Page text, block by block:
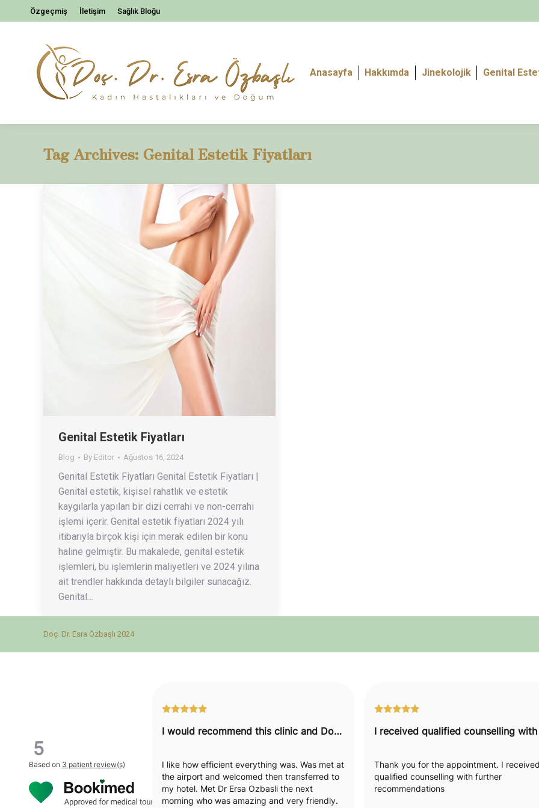
Özgeçmiş İletişim Sağlık Bloğu
Anasayfa Hakkımda Jinekolojik Genital
Tag Archives: Genital Estetik Fiyatları
Genital Estetik Fiyatları
Blog By Editor Ağustos 16, 2024
Genital Estetik Fiyatları Genital Estetik Fiyatları |
Genital estetik, kişisel rahatlık ve estetik
kaygılarla yapılan bir dizi cerrahi ve non-cerrahi
işlemi içerir. Genital estetik fiyatları 2024 yılı
itibarıyla birçok kişi için merak edilen bir konu
haline gelmiştir. Bu makalede, genital estetik
işlemleri, bu işlemlerin maliyetleri ve 2024 yılına
ait trendler hakkında detaylı bilgiler sunacağız.
Genital…
Doç. Dr. Esra Özbaşlı 2024
5
Based on 3 patient review(s)
I would recommend this clinic and Doctor to everyone.
I like how efficient everything was. Was met at
the airport and welcomed then transferred to
my hotel. Met Dr Ersa Ozbasli the next
morning who was amazing and very friendly.
Thank you for the appointment. I received
qualified counselling with further
recommendations